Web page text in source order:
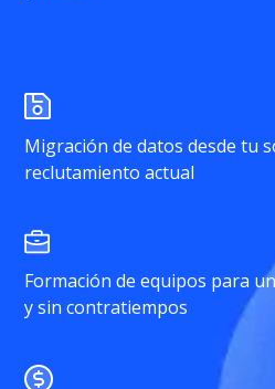
Migración de datos desde tu
reclutamiento actual
Formación de equipos para
y sin contratiempos